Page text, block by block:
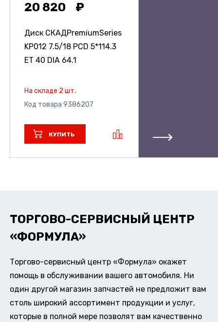
20 820
Диск СКАДPremiumSeries
KP012 7.5/18 PCD 5*114.3
ET 40 DIA 64.1
На складе 2 шт.
Код товара 9386207
КУПИТЬ
ТОРГОВО-СЕРВИСНЫЙ ЦЕНТР
«ФОРМУЛА»
Торгово-сервисный центр «Формула» окажет
помощь в обслуживании вашего автомобиля. Ни
один другой магазин запчастей не предложит вам
столь широкий ассортимент продукции и услуг,
которые в полной мере позволят вам качественно